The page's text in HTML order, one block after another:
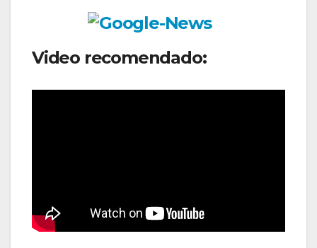
Video recomendado: